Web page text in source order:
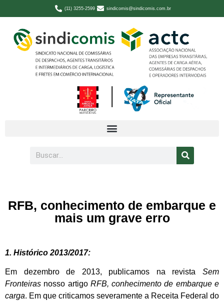
(11) 3255-2599 sindicomis@sindicomis.com.br
RFB, conhecimento de embarque e
mais um grave erro
1. Histórico 2013/2017:
Em dezembro de 2013, publicamos na revista Sem
Fronteiras nosso artigo RFB, conhecimento de embarque e
carga. Em que criticamos severamente a Receita Federal do